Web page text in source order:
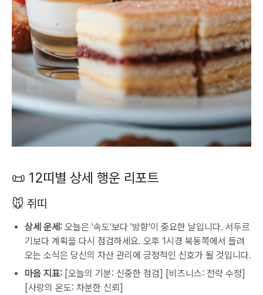
📜 12띠별 상세 행운 리포트
🐭 쥐띠
상세 운세: 오늘은 '속도'보다 '방향'이 중요한 날입니다. 서두르
기보다 계획을 다시 점검하세요. 오후 1시경 북동쪽에서 들려
오는 소식은 당신의 자산 관리에 긍정적인 신호가 될 것입니다.
마음 지표: [오늘의 기분: 신중한 점검] [비즈니스: 전략 수정]
[사랑의 온도: 차분한 신뢰]